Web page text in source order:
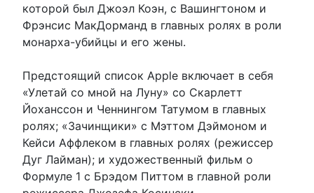
которой был Джоэл Коэн, с Вашингтоном и
Фрэнсис МакДорманд в главных ролях в роли
монарха-убийцы и его жены.
Предстоящий список Apple включает в себя
«Улетай со мной на Луну» со Скарлетт
Йоханссон и Ченнингом Татумом в главных
ролях; «Зачинщики» с Мэттом Дэймоном и
Кейси Аффлеком в главных ролях (режиссер
Дуг Лайман); и художественный фильм о
Формуле 1 с Брэдом Питтом в главной роли